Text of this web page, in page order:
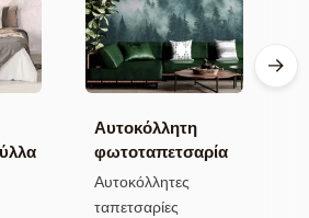
Αυτοκόλλητη
φωτοταπετσαρία
δάσος στην ομίχλη
Αυτοκόλλητες
ταπετσαρίες